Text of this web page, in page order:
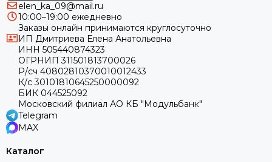
elen_ka_09@mail.ru
10:00–19:00 ежедневно
Заказы онлайн принимаются круглосуточно
ИП Дмитриева Елена Анатольевна
ИНН 505440874323
ОГРНИП 311501813700026
Р/сч 40802810370010012433
К/с 30101810645250000092
БИК 044525092
Московский филиал АО КБ "Модульбанк"
Telegram
MAX
Каталог